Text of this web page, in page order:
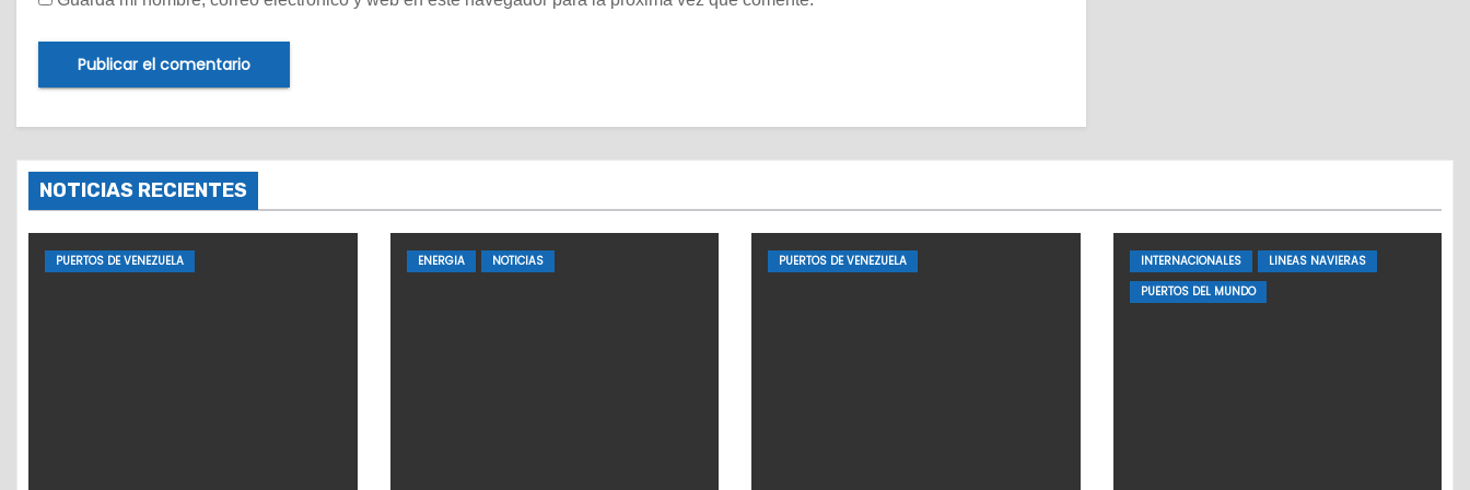
NOTICIAS RECIENTES
PUERTOS DE VENEZUELA ENERGIA NOTICIAS PUERTOS DE VENEZUELA INTERNACIONALES
LINEAS NAVIERAS
PUERTOS DEL MUNDO